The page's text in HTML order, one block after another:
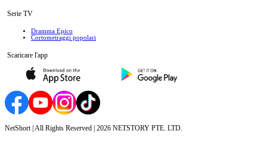
Serie TV
Dramma Epico
‌Cortometraggi popolari
Scaricare l'app
NetShort | All Rights Reserved | 2026 NETSTORY PTE. LTD.